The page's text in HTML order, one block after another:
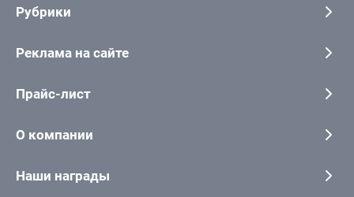
Рубрики
Реклама на сайте
Прайс-лист
О компании
Наши награды